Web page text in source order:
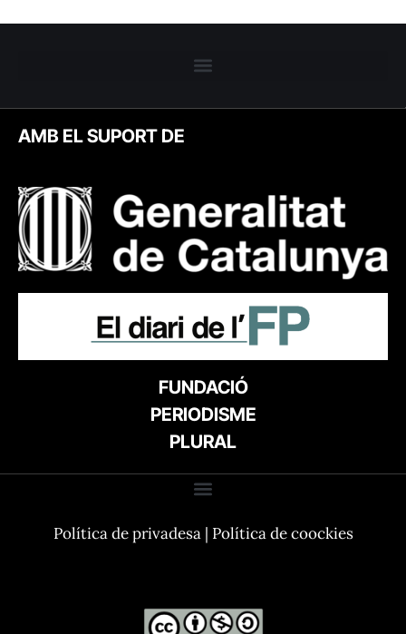
AMB EL SUPORT DE
FUNDACIÓ
PERIODISME
PLURAL
Política de privadesa| Política de coockies